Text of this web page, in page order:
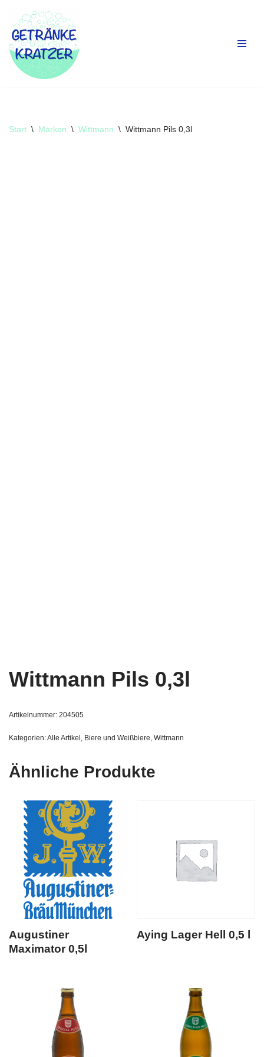
Zum
Inhalt
springen
Start \ Marken \ Wittmann \ Wittmann Pils 0,3l
Wittmann Pils 0,3l
Artikelnummer: 204505
Kategorien:Alle Artikel , Biere und Weißbiere, Wittmann
Ähnliche Produkte
Augustiner
Maximator 0,5l
Aying Lager Hell 0,5 l